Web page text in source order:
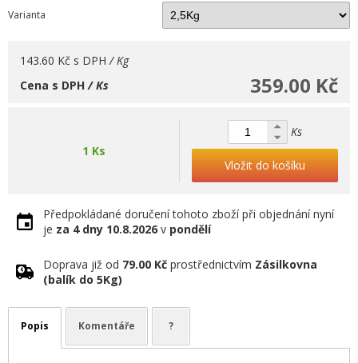
Varianta
143.60 Kč s DPH / Kg
359.00 Kč
Cena s DPH/ Ks
1 Ks
Ks
Vložit do košíku
Předpokládané doručení tohoto zboží při objednání nyní
je za 4 dny 10.8.2026 v pondělí
Doprava již od 79.00 Kč prostřednictvím Zásilkovna
(balík do 5Kg)
Popis Komentáře ?